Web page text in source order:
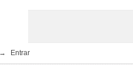
→ Entrar